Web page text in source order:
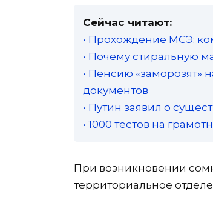
Сейчас читают:
• Прохождение МСЭ:
• Почему стиральную
• Пенсию «заморозят»
документов
• Путин заявил о
• 1000 тестов на
При возникновении
территориальное